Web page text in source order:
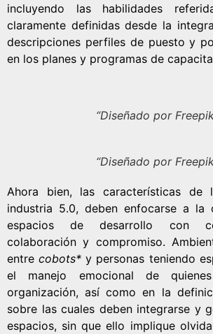
incluyendo las habilidades
claramente definidas desde la
descripciones perfiles de puesto y
en los planes y programas de
“Diseñado por
“Diseñado por
Ahora bien, las características de
industria 5.0, deben enfocarse a la
espacios de desarrollo con
colaboración y compromiso.
entrecobots* y personas teniendo
el manejo emocional de
organización, así como en la
sobre las cuales deben integrarse y
espacios, sin que ello implique